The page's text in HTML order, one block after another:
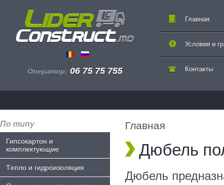
Оператор: 06 75 75 755
Главная
Контакты
Условия и
По типу
Гипсокартон и
комплектующие
Tепло и гидроизоляция
Главная
Дюбель
Дюбель